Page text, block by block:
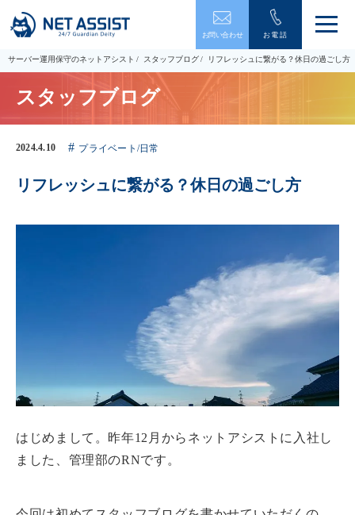
お問い合わせ お電話
メ
ュ
ー
閉
サーバー運用保守のネットアシスト スタッフブログ リフレッシュに繋がる？休日の過ごし方
スタッフブログ
2024.4.10 プライベート/日常
リフレッシュに繋がる？休日の過ごし方
はじめまして。昨年12月からネットアシストに入社し
ました、管理部のRNです。